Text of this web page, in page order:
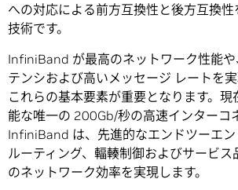
への対応による前方互換性と後方互換
技術です。
InfiniBand が最高のネットワーク性能
テンシおよび高いメッセージ レートを実
これらの基本要素が重要となります。現
能な唯一の 200Gb/秒の高速インターコ
InfiniBand は、先進的なエンドツーエ
ルーティング、輻輳制御およびサービス
のネットワーク効率を実現します。